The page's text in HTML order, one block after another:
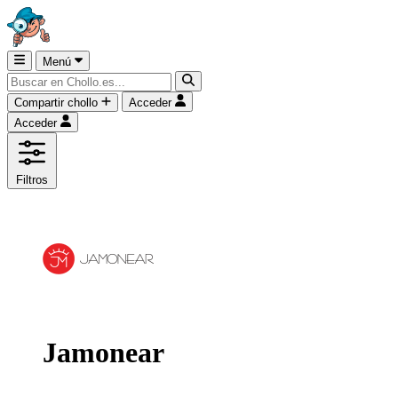
Menú
Compartir chollo
Acceder
Acceder
Filtros
Jamonear